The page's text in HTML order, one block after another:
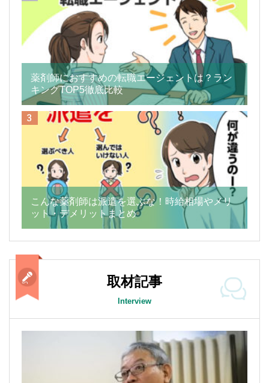
薬剤師におすすめの転職エージェントは？ラン
キングTOP5徹底比較
こんな薬剤師は派遣を選ぶな！時給相場やメリ
ット・デメリットまとめ
取材記事
Interview